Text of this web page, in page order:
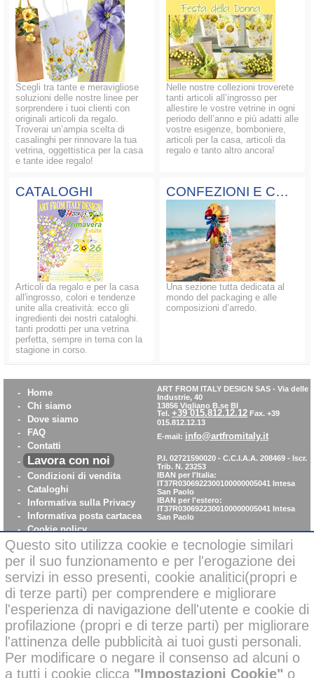
Scegli tra tante e meravigliose
soluzioni delle nostre linee per
sorprendere i tuoi clienti con
originali articoli da regalo.
Troverai un’ampia scelta di
casalinghi per rinnovare la tua
vetrina, oggettistica per la casa
e tante idee regalo!
Nelle nostre collezioni troverete
tanti articoli all’ingrosso per
allestire le vostre vetrine in ogni
periodo dell’anno e più adatti alle
vostre esigenze, bomboniere,
articoli per la casa, articoli da
regalo e tanto altro ancora!
CATALOGHI
Articoli da regalo e per la casa
all'ingrosso, colori e tendenze
unite alla creatività: ecco gli
ingredienti dei nostri cataloghi.
tanti prodotti per una vetrina
perfetta, sempre in tema con la
stagione in corso.
CONFEZIONI E COMPOSIZIONI
Una sezione tutta dedicata al
mondo del packaging e alle
composizioni d’arredo.
-
Home
-
Chi siamo
-
Dove siamo
-
FAQ
-
Contatti
-
Lavora con noi
-
Condizioni di vendita
-
Cataloghi
-
Informativa sulla Privacy
-
Informativa posta cartacea
- Cookie policy
- WhistleBlowing
Parità di Genere
ART FROM ITALY DESIGN SAS - Via delle
Industrie, 40
13856 Vigliano B.se BI
Tel. +39 015.812.12.12 Fax. +39
015.812.12.13
E-mail: info@artfromitaly.it
P.I. 02721590020 - C.C.I.A.A. 208469 - Iscr.
Trib. N. 23253
IBAN per l'Italia:
IT37R0306922300100000005041 Intesa
San Paolo
IBAN per l'estero:
IT37R0306922300100000005041 Intesa
San Paolo
Pagamenti sicuri con carta di credito on-line
Questo sito utilizza cookie e tecnologie similari
per il suo funzionamento e per l'erogazione dei
servizi in esso presenti, cookie analitici(propri e
di terze parti) per comprendere e migliorare
l'esperienza di navigazione dell'utente e cookie di
profilazione (propri e di terze parti) per migliorare
l'attinenza delle pubblicità ai tuoi gusti personali.
Per modificare o negare il consenso ad alcuni o
a tutti i cookie clicca "Impostazioni Cookie" o